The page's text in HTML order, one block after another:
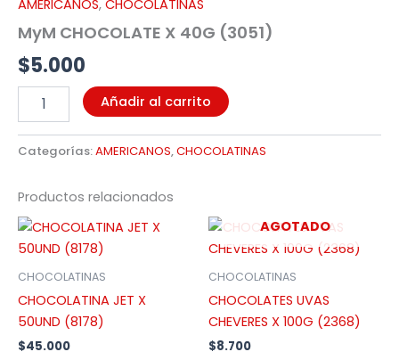
AMERICANOS, CHOCOLATINAS
MyM CHOCOLATE X 40G (3051)
$5.000
Añadir al carrito
Categorías:AMERICANOS,CHOCOLATINAS
Productos relacionados
CHOCOLATINAS
CHOCOLATINA JET X
50UND (8178)
$45.000
AGOTADO
CHOCOLATINAS
CHOCOLATES UVAS
CHEVERES X 100G (2368)
$8.700